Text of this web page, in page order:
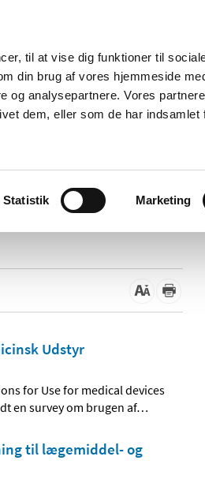
til at vise dig funktioner til
din brug af vores hjemmeside
og analysepartnere. Vores
dem, eller som de har indsamlet
Statistik Marketing
Nyheder Om os Kontakt
Apoteker og salg af
Udstyr
for Use for medical devices
en survey om brugen af…
til lægemiddel- og